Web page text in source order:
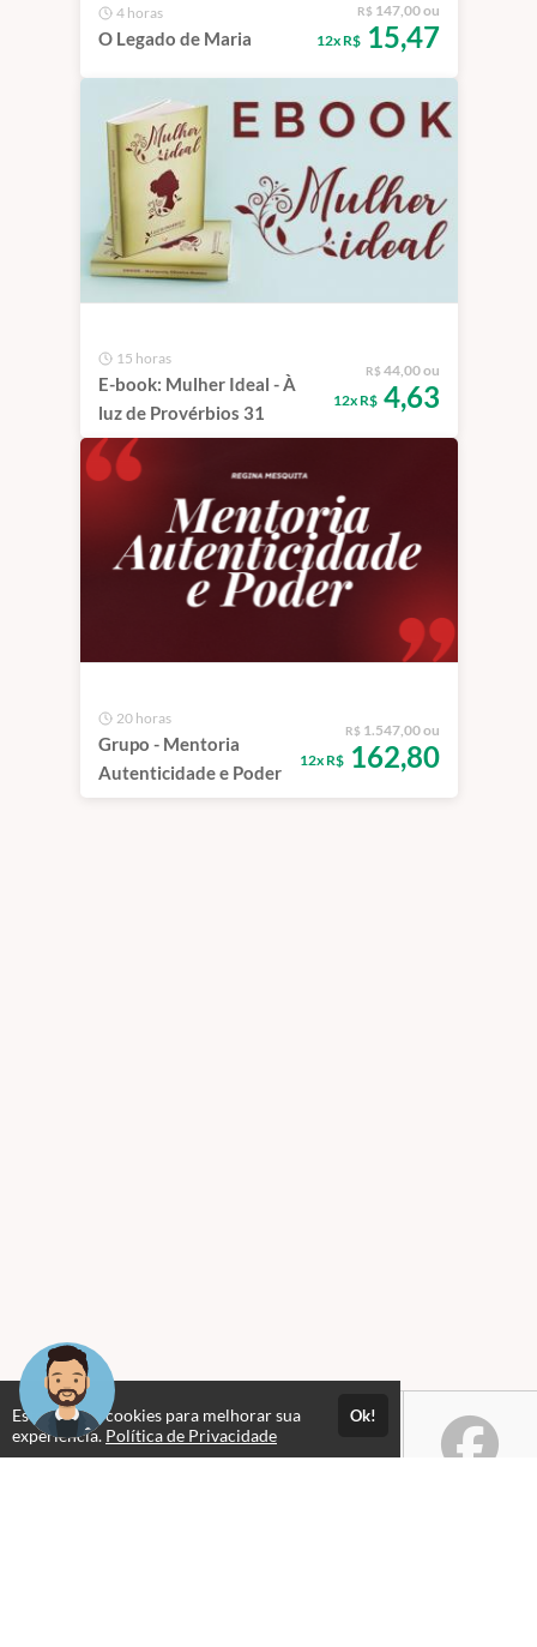
4 horas
O Legado de Maria
R$ 147,00 ou
12x R$15,47
15 horas
E-book: Mulher Ideal - À
luz de Provérbios 31
R$ 44,00 ou
12x R$4,63
20 horas
Grupo - Mentoria
Autenticidade e Poder
R$ 1.547,00 ou
12x R$162,80
Este site usa cookies para melhorar sua
experiência. Política de Privacidade
Ok!